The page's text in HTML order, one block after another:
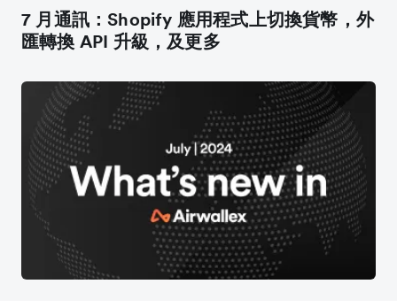
7 月通訊：Shopify 應用程式上切換貨幣，外
匯轉換 API 升級，及更多